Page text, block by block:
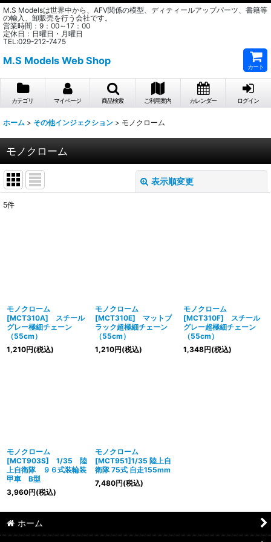
M.S Modelsは世界中から、AFV関係の模型、ディティールアップパーツ、書籍等
の輸入、卸販売を行う会社です。
営業時間：9：00～17：00
定休日：日曜日・月曜日
TEL:029-212-7475
M.S Models Web Shop
カート
カテゴリ マイページ 商品検索 ご利用案内 カレンダー ログイン
ホーム > その他インジェクション > モノクローム
モノクローム
表示順変更
5件
モノクローム
[MCT310A] スチール
グレー極細チェーン
（55cm）
1,210円(税込)
モノクローム
[MCT310E] マットブ
ラック超極細チェーン
（55cm）
1,210円(税込)
モノクローム
[MCT310F] スチール
グレー超極細チェーン
（55cm）
1,348円(税込)
モノクローム
[MCT903S] 1/35 陸
上自衛隊 ９６式装輪装
甲車 B型
3,960円(税込)
モノクローム
[MCT951]1/35 陸上自
衛隊 75式 自走155mm
7,480円(税込)
ホーム